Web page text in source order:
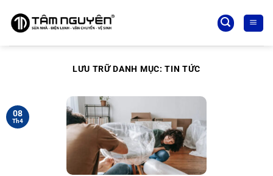
qua
dung
LƯU TRỮ DANH MỤC:TIN TỨC
08
Th4